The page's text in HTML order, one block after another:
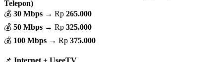
Telepon)
💰 30 Mbps → Rp 265.000
💰 50 Mbps → Rp 325.000
💰 100 Mbps → Rp 375.000
📌 Internet + UseeTV